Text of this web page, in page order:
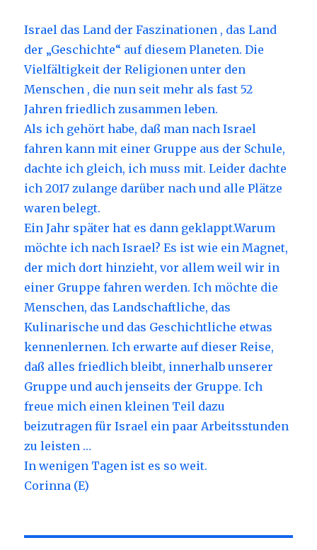
Israel das Land der Faszinationen , das Land
der „Geschichte“ auf diesem Planeten. Die
Vielfältigkeit der Religionen unter den
Menschen , die nun seit mehr als fast 52
Jahren friedlich zusammen leben.
Als ich gehört habe, daß man nach Israel
fahren kann mit einer Gruppe aus der Schule,
dachte ich gleich, ich muss mit. Leider dachte
ich 2017 zulange darüber nach und alle Plätze
waren belegt.
Ein Jahr später hat es dann geklappt.Warum
möchte ich nach Israel? Es ist wie ein Magnet,
der mich dort hinzieht, vor allem weil wir in
einer Gruppe fahren werden. Ich möchte die
Menschen, das Landschaftliche, das
Kulinarische und das Geschichtliche etwas
kennenlernen. Ich erwarte auf dieser Reise,
daß alles friedlich bleibt, innerhalb unserer
Gruppe und auch jenseits der Gruppe. Ich
freue mich einen kleinen Teil dazu
beizutragen für Israel ein paar Arbeitsstunden
zu leisten …
In wenigen Tagen ist es so weit.
Corinna (E)